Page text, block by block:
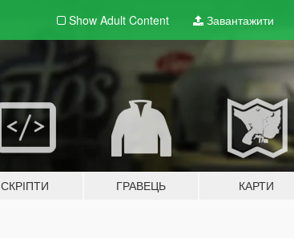
Show Adult Content Завантажити
СКРІПТИ ГРАВЕЦЬ КАРТИ